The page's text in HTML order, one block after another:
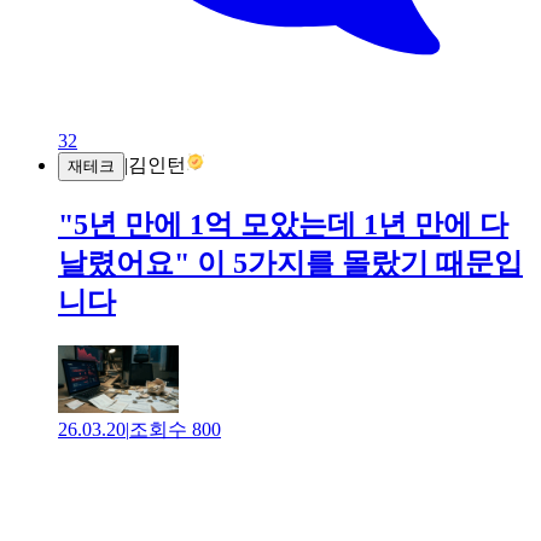
32
재테크 |김인턴
"5년 만에 1억 모았는데 1년 만에 다
날렸어요" 이 5가지를 몰랐기 때문입
니다
26.03.20|조회수 800